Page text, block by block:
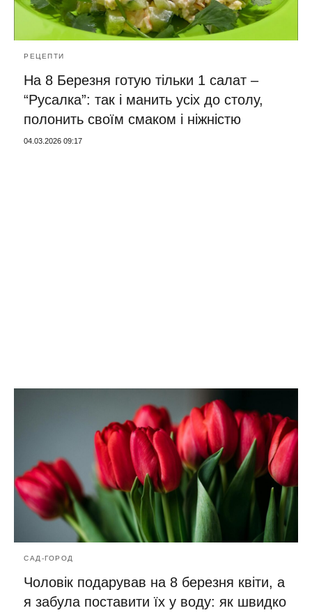
РЕЦЕПТИ
На 8 Березня готую тільки 1 салат –
“Русалка”: так і манить усіх до столу,
полонить своїм смаком і ніжністю
04.03.2026 09:17
САД-ГОРОД
Чоловік подарував на 8 березня квіти, а
я забула поставити їх у воду: як швидко